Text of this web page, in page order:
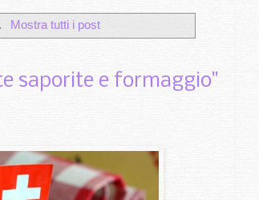
. Mostra tutti i post
saporite e formaggio"